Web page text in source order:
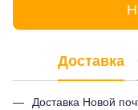
Доставка
Доставка Новой